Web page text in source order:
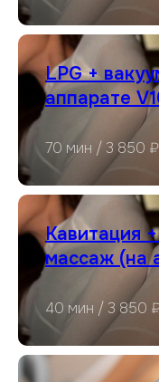
LPG +
аппарате
70 мин / 3 850 ₽
Кавитация
массаж (на
40 мин / 3 850